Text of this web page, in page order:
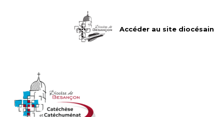
Accéder au site diocésain